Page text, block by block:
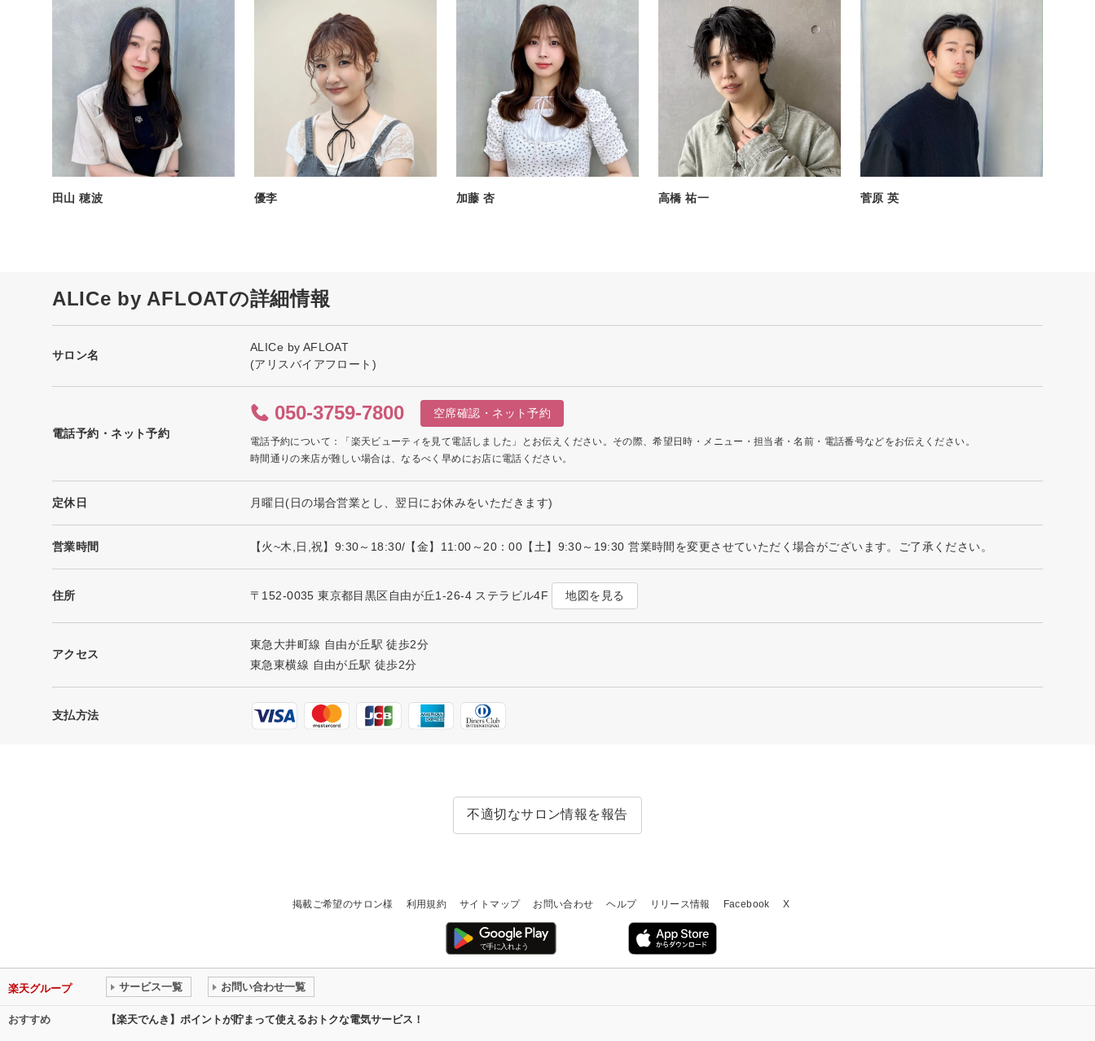
田山 穂波 優李 加藤 杏 高橋 祐一 菅原 英
ALICe by AFLOATの詳細情報
サロン名
ALICe by AFLOAT
(アリスバイアフロート)
電話予約・ネット予約
050-3759-7800 空席確認・ネット予約
電話予約について：「楽天ビューティを見て電話しました」とお伝えください。その際、希望日時・メニュー・担当者・名前・電話番号などをお伝えください。
時間通りの来店が難しい場合は、なるべく早めにお店に電話ください。
定休日 月曜日(日の場合営業とし、翌日にお休みをいただきます)
営業時間 【火~木,日,祝】9:30～18:30/【金】11:00～20：00【土】9:30～19:30 営業時間を変更させていただく場合がございます。ご了承ください。
住所 〒152-0035 東京都目黒区自由が丘1-26-4 ステラビル4F 地図を見る
アクセス
東急大井町線 自由が丘駅 徒歩2分
東急東横線 自由が丘駅 徒歩2分
支払方法
不適切なサロン情報を報告
掲載ご希望のサロン様 利用規約 サイトマップ お問い合わせ ヘルプ リリース情報 Facebook X
楽天グループ サービス一覧 お問い合わせ一覧
おすすめ 【楽天でんき】ポイントが貯まって使えるおトクな電気サービス！